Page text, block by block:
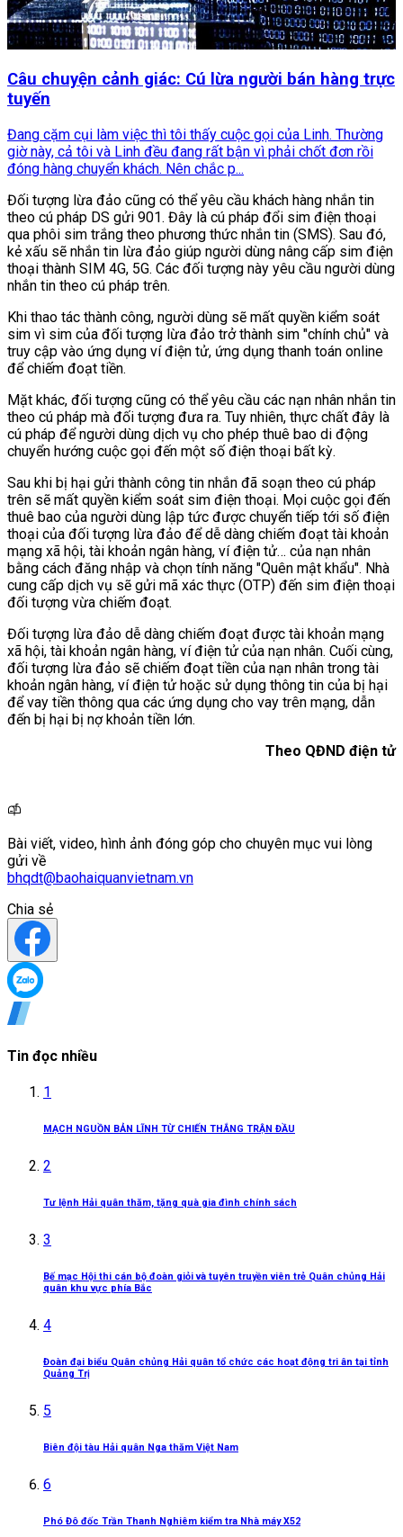
Câu chuyện cảnh giác: Cú lừa người bán hàng trực
tuyến
Đang cặm cụi làm việc thì tôi thấy cuộc gọi của Linh. Thường
giờ này, cả tôi và Linh đều đang rất bận vì phải chốt đơn rồi
đóng hàng chuyển khách. Nên chắc p...
Đối tượng lừa đảo cũng có thể yêu cầu khách hàng nhắn tin
theo cú pháp DS gửi 901. Đây là cú pháp đổi sim điện thoại
qua phôi sim trắng theo phương thức nhắn tin (SMS). Sau đó,
kẻ xấu sẽ nhắn tin lừa đảo giúp người dùng nâng cấp sim điện
thoại thành SIM 4G, 5G. Các đối tượng này yêu cầu người dùng
nhắn tin theo cú pháp trên.
Khi thao tác thành công, người dùng sẽ mất quyền kiểm soát
sim vì sim của đối tượng lừa đảo trở thành sim "chính chủ" và
truy cập vào ứng dụng ví điện tử, ứng dụng thanh toán online
để chiếm đoạt tiền.
Mặt khác, đối tượng cũng có thể yêu cầu các nạn nhân nhắn tin
theo cú pháp mà đối tượng đưa ra. Tuy nhiên, thực chất đây là
cú pháp để người dùng dịch vụ cho phép thuê bao di động
chuyển hướng cuộc gọi đến một số điện thoại bất kỳ.
Sau khi bị hại gửi thành công tin nhắn đã soạn theo cú pháp
trên sẽ mất quyền kiểm soát sim điện thoại. Mọi cuộc gọi đến
thuê bao của người dùng lập tức được chuyển tiếp tới số điện
thoại của đối tượng lừa đảo để dễ dàng chiếm đoạt tài khoản
mạng xã hội, tài khoản ngân hàng, ví điện tử… của nạn nhân
bằng cách đăng nhập và chọn tính năng "Quên mật khẩu". Nhà
cung cấp dịch vụ sẽ gửi mã xác thực (OTP) đến sim điện thoại
đối tượng vừa chiếm đoạt.
Đối tượng lừa đảo dễ dàng chiếm đoạt được tài khoản mạng
xã hội, tài khoản ngân hàng, ví điện tử của nạn nhân. Cuối cùng,
đối tượng lừa đảo sẽ chiếm đoạt tiền của nạn nhân trong tài
khoản ngân hàng, ví điện tử hoặc sử dụng thông tin của bị hại
để vay tiền thông qua các ứng dụng cho vay trên mạng, dẫn
đến bị hại bị nợ khoản tiền lớn.
Theo QĐND điện tử
Bài viết, video, hình ảnh đóng góp cho chuyên mục vui lòng
gửi về
bhqdt@baohaiquanvietnam.vn
Chia sẻ
Tin đọc nhiều
1
MẠCH NGUỒN BẢN LĨNH TỪ CHIẾN THẮNG TRẬN ĐẦU
2
Tư lệnh Hải quân thăm, tặng quà gia đình chính sách
3
Bế mạc Hội thi cán bộ đoàn giỏi và tuyên truyền viên trẻ Quân chủng Hải
quân khu vực phía Bắc
4
Đoàn đại biểu Quân chủng Hải quân tổ chức các hoạt động tri ân tại tỉnh
Quảng Trị
5
Biên đội tàu Hải quân Nga thăm Việt Nam
6
Phó Đô đốc Trần Thanh Nghiêm kiểm tra Nhà máy X52